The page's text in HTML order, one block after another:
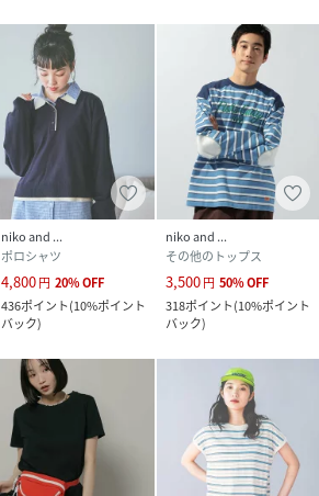
niko and ...
ポロシャツ
4,800円 20%OFF
436ポイント(10%ポイント
バック)
niko and ...
その他のトップス
3,500円 50%OFF
318ポイント(10%ポイント
バック)